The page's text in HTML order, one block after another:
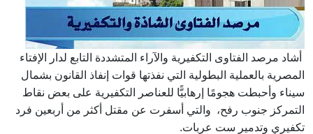
أشاد مرصد الفتاوى التكفيرية والآراء المتشددة التابع لدار الإفتاء
المصرية بالعملية البطولية التي نفذتها قوات إنفاذ القانون بشمال
سيناء وأحبطت هجومًا إرهابيًّا للعناصر التكفيرية على بعض نقاط
التمركز جنوب رفح، والتي أسفرت عن مقتل أكثر من أربعين فرد
تكفيري وتدمير ست عربات.